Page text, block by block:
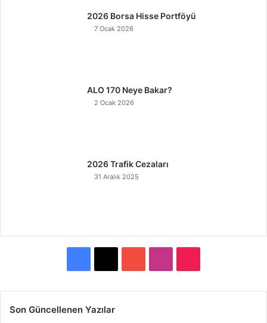
2026 Borsa Hisse Portföyü
7 Ocak 2026
ALO 170 Neye Bakar?
2 Ocak 2026
2026 Trafik Cezaları
31 Aralık 2025
c
Son Güncellenen Yazılar